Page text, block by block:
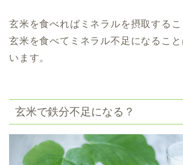
玄米を食べればミネラルを摂取する
玄米を食べてミネラル不足になるこ
います。
玄米で鉄分不足になる？